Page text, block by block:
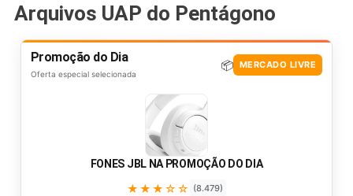
Arquivos UAP do Pentágono
Promoção do Dia
Oferta especial selecionada
📦 MERCADO LIVRE
FONES JBL NA PROMOÇÃO DO DIA
★★★☆☆ (8.479)